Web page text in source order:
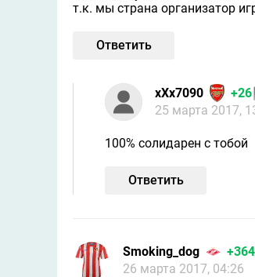
т.к. мы страна организатор
Ответить
xXx7090
+26
25 марта 2017,
100% солидарен с тобой
Ответить
Smoking_dog
+364
26 марта 2017, 04:26